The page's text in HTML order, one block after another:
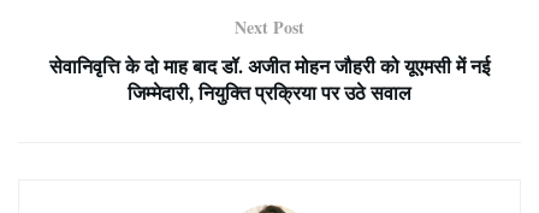
Next Post
सेवानिवृत्ति के दो माह बाद डॉ. अजीत मोहन जौहरी को यूएमसी में नई
जिम्मेदारी, नियुक्ति प्रक्रिया पर उठे सवाल